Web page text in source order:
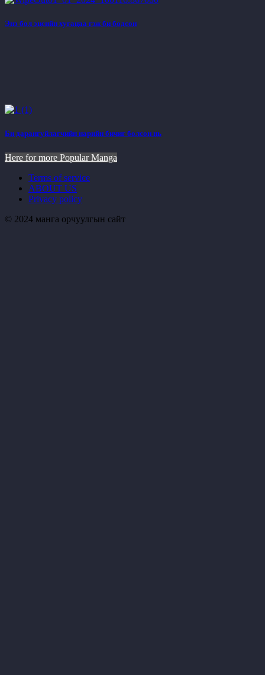
Энэ бол эцсийн хугацаа гэж би бодсон
Би дарангуйлагчийн нарийн бичиг болсон нь
Here for more Popular Manga
Terms of service
ABOUT US
Privacy policy
© 2024 манга орчуулгын сайт